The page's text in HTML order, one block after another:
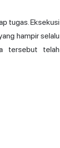
tugas. Eksekusi
hampir selalu
tersebut telah